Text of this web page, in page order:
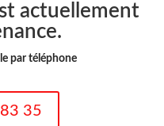
actuellement
par téléphone
35